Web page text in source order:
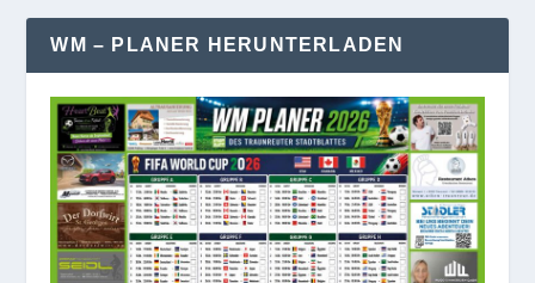
WM – PLANER HERUNTERLADEN